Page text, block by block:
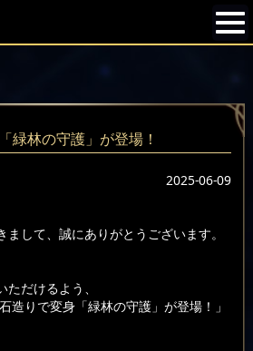
緑林の守護」が登場！
2025-06-09
まして、誠にありがとうございます。
だけるよう、
造りで変身「緑林の守護」が登場！」